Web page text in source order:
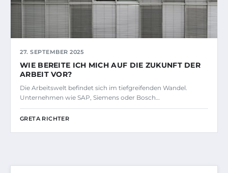
27. SEPTEMBER 2025
WIE BEREITE ICH MICH AUF DIE ZUKUNFT DER
ARBEIT VOR?
Die Arbeitswelt befindet sich im tiefgreifenden Wandel.
Unternehmen wie SAP, Siemens oder Bosch…
GRETA RICHTER